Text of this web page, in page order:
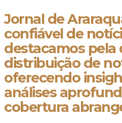
Jornal de
confiável de
destacamos pela
distribuição de
oferecendo
análises
cobertura